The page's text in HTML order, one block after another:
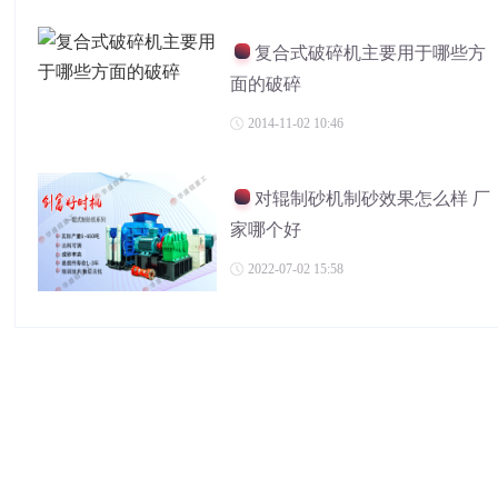
复合式破碎机主要用于哪些方
面的破碎
2014-11-02 10:46
对辊制砂机制砂效果怎么样 厂
家哪个好
2022-07-02 15:58